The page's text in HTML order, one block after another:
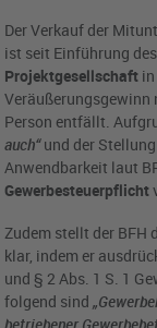
Der Verkauf der
ist seit Einführung
Projektgesellschaft
Person entfällt.
auch“und der
Anwendbarkeit laut
Gewerbesteuerpflicht
Zudem stellt der BFH
klar, indem er
und § 2 Abs. 1 S. 1
folgend sind